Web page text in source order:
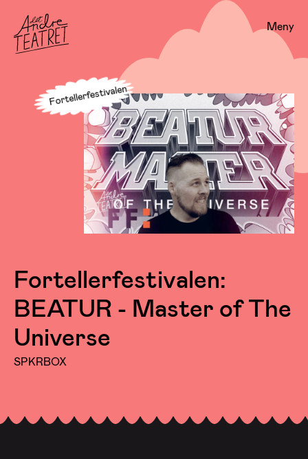
Meny
Fortellerfestivalen:
BEATUR - Master of The
Universe
SPKRBOX
Fortellerfestivalen